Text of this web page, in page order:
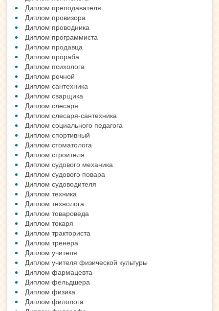
Диплом преподавателя
Диплом провизора
Диплом проводника
Диплом программиста
Диплом продавца
Диплом прораба
Диплом психолога
Диплом речной
Диплом сантехника
Диплом сварщика
Диплом слесаря
Диплом слесаря-сантехника
Диплом социального педагога
Диплом спортивный
Диплом стоматолога
Диплом строителя
Диплом судового механика
Диплом судового повара
Диплом судоводителя
Диплом техника
Диплом технолога
Диплом товароведа
Диплом токаря
Диплом тракториста
Диплом тренера
Диплом учителя
Диплом учителя физической культуры
Диплом фармацевта
Диплом фельдшера
Диплом физика
Диплом филолога